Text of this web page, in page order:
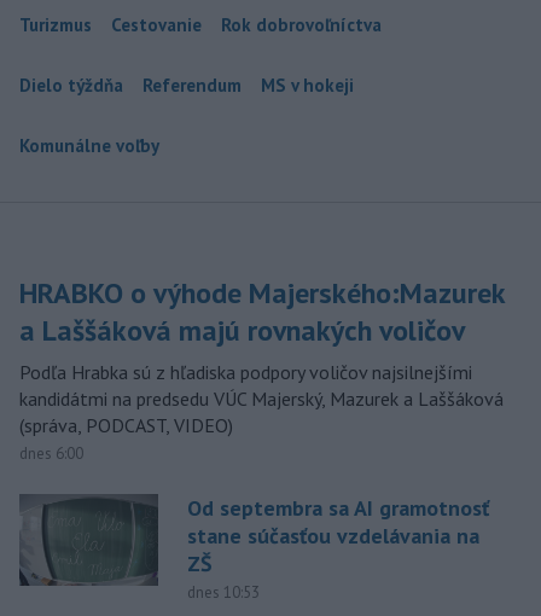
Turizmus Cestovanie Rok dobrovoľníctva
Dielo týždňa Referendum MS v hokeji
Komunálne voľby
HRABKO o výhode Majerského:Mazurek
a Laššáková majú rovnakých voličov
Podľa Hrabka sú z hľadiska podpory voličov najsilnejšími
kandidátmi na predsedu VÚC Majerský, Mazurek a Laššáková
(správa, PODCAST, VIDEO)
dnes 6:00
Od septembra sa AI gramotnosť
stane súčasťou vzdelávania na
ZŠ
dnes 10:53